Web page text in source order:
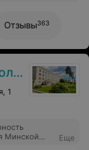
Отзывы363
1
Минской
Еще